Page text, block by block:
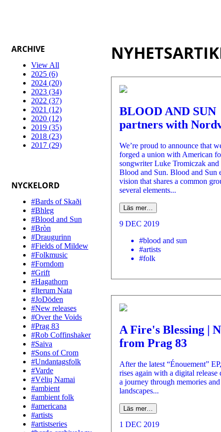
ARCHIVE
View All
2025 (6)
2024 (20)
2023 (34)
2022 (37)
2021 (12)
2020 (12)
2019 (35)
2018 (23)
2017 (29)
NYCKELORD
#Bards of Skaði
#Bhleg
#Blood and Sun
#Bròn
#Draugurinn
#Fields of Mildew
#Folkmusic
#Forndom
#Grift
#Hagathorn
#Iterum Nata
#JoDöden
#New releases
#Over the Voids
#Prag 83
#Rob Coffinshaker
#Saiva
#Sons of Crom
#Undantagsfolk
#Varde
#Vėlių Namai
#ambient
#ambient folk
#americana
#artists
#artistseries
BLOOD AND SUN
partners with
We’re proud to announce that
forged a union with American
songwriter Luke Tromiczak and
Blood and Sun. Blood and Sun
vision that shares a common
several elements...
Läs mer…
9 DEC 2019
#blood and sun
#artists
#folk
A Fire's Blessing |
from Prag 83
After the latest “Énouement”
rises again with a digital release
a journey through memories
landscapes...
Läs mer…
1 DEC 2019